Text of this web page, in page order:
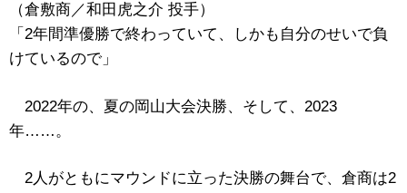
（倉敷商／和田虎之介 投手）
「2年間準優勝で終わっていて、しかも自分のせいで負
けているので」
2022年の、夏の岡山大会決勝、そして、2023
年……。
2人がともにマウンドに立った決勝の舞台で、倉商は2